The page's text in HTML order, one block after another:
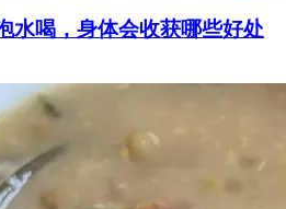
水喝，身体会收获哪些好处